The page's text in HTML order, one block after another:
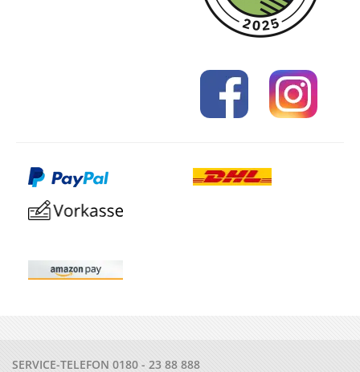
SERVICE-TELEFON 0180 - 23 88 888